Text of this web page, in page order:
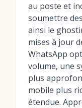
au poste et
soumettre
ainsi le
mises à jour
WhatsApp
volume, une
plus
mobile plus
étendue.